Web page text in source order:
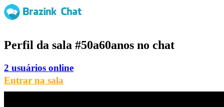
Perfil da sala #50a60anos no chat
2 usuários online
Entrar na sala